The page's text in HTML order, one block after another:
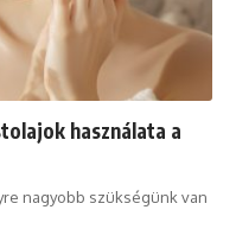
használata a
nagyobb szükségünk van